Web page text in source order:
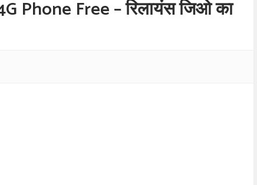
Phone Free – रिलायंस जिओ का